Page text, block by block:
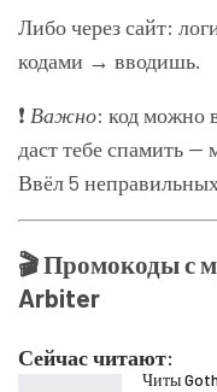
Либо через сайт:
кодами → вводишь.
❗ Важно: код можно
даст тебе спамить —
Ввёл 5
🎬 Промокоды с
Arbiter
Сейчас читают:
Читы